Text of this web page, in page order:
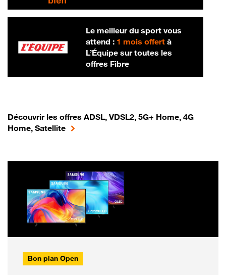
Le meilleur du sport vous
attend : 1 mois offertà
L’Équipe sur toutes les
offres Fibre
Découvrir les offres ADSL, VDSL2, 5G+ Home, 4G
Home, Satellite
Bon plan Open